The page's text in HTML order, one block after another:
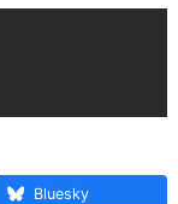
Bluesky